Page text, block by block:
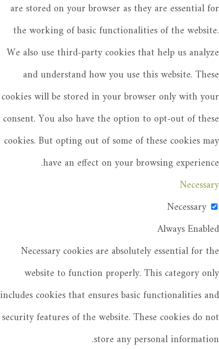
are stored on your browser as they are essential for
the working of basic functionalities of the website.
We also use third-party cookies that help us analyze
and understand how you use this website. These
cookies will be stored in your browser only with your
consent. You also have the option to opt-out of these
cookies. But opting out of some of these cookies may
have an effect on your browsing experience.
Necessary
Necessary
Always Enabled
Necessary cookies are absolutely essential for the
website to function properly. This category only
includes cookies that ensures basic functionalities and
security features of the website. These cookies do not
store any personal information.